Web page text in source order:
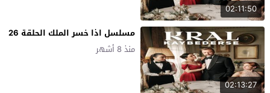
02:11:50
02:13:27
مسلسل اذا خسر الملك الحلقة 26
منذ 8 أشهر